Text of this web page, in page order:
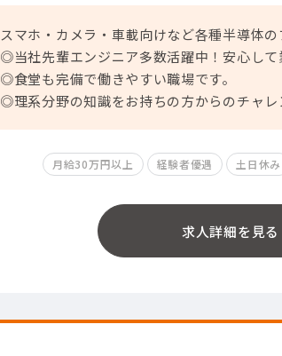
スマホ・カメラ・車載向けなど各種半導体
◎当社先輩エンジニア多数活躍中！安心して
◎食堂も完備で働きやすい職場です。
◎理系分野の知識をお持ちの方からのチャレ
月給30万円以上 経験者優遇 土日休み
求人詳細を見る